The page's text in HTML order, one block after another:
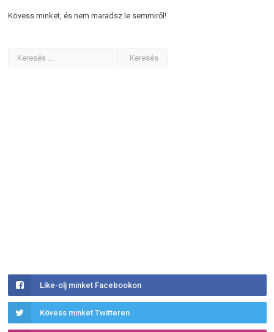
Kövess minket, és nem maradsz le semmiről!
Like-olj minket Facebookon
Kövess minket Twitteren